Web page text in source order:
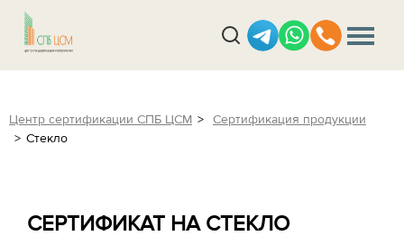
Центр сертификации СПБ ЦСМ
Сертификация продукции
Стекло
СЕРТИФИКАТ НА СТЕКЛО